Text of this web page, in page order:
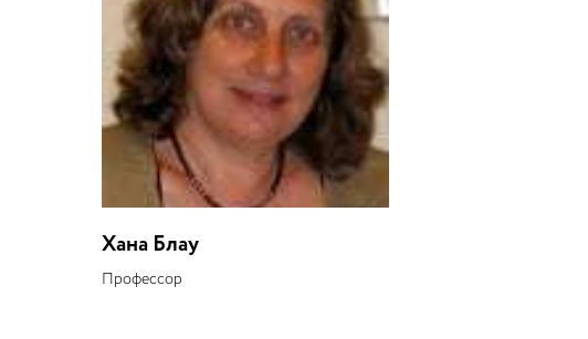
Хана Блау
Профессор